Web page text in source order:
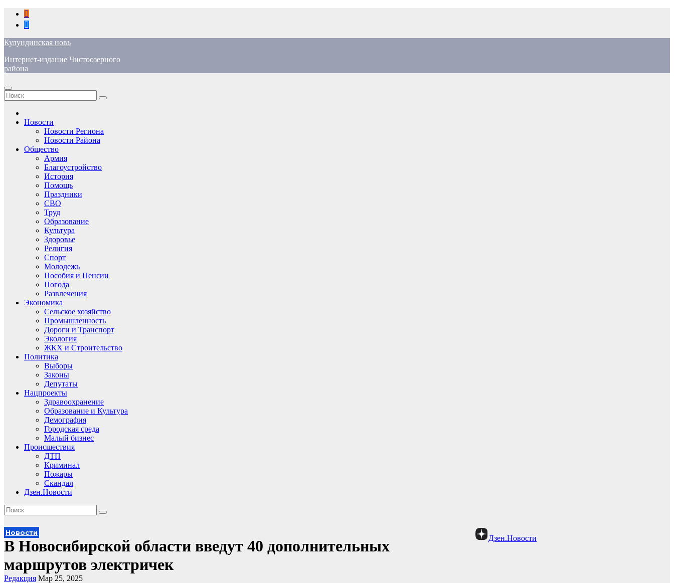
Перейти
содержимому
Кулундинская новь
Интернет-издание Чистоозерного
района
Новости
Новости Региона
Новости Района
Общество
Армия
Благоустройство
История
Помощь
Праздники
СВО
Труд
Образование
Культура
Здоровье
Религия
Спорт
Молодежь
Пособия и Пенсии
Погода
Развлечения
Экономика
Сельское хозяйство
Промышленность
Дороги и Транспорт
Экология
ЖКХ и Строительство
Политика
Выборы
Законы
Депутаты
Нацпроекты
Здравоохранение
Образование и Культура
Демография
Городская среда
Малый бизнес
Происшествия
ДТП
Криминал
Пожары
Скандал
Дзен.Новости
Дзен.Новости
Новости
В Новосибирской области введут 40 дополнительных
маршрутов электричек
Редакция Мар 25, 2025